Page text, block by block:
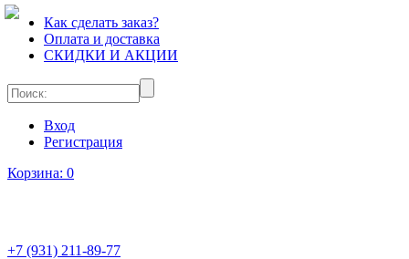
Как сделать заказ?
Оплата и доставка
СКИДКИ И АКЦИИ
Вход
Регистрация
Корзина: 0
+7 (931) 211-89-77